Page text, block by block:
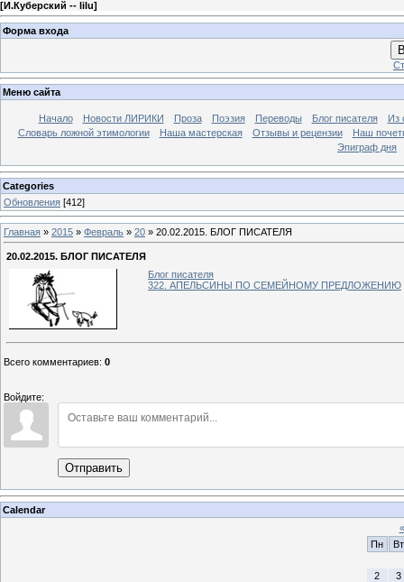
[И.Куберский -- lilu]
Форма входа
Меню сайта
Начало Новости ЛИРИКИ Проза Поэзия Переводы Блог писателя
Из
Словарь ложной этимологии
Наша мастерская Отзывы и рецензии
Наш
Эпиграф дня
Categories
Обновления [412]
Главная » 2015 » Февраль » 20 » 20.02.2015. БЛОГ ПИСАТЕЛЯ
20.02.2015. БЛОГ ПИСАТЕЛЯ
Блог писателя
322. АПЕЛЬСИНЫ ПО СЕМЕЙНОМУ ПРЕДЛОЖЕНИЮ
Всего комментариев: 0
Войдите:
Отправить
Calendar
«
Пн
Вт
2
3